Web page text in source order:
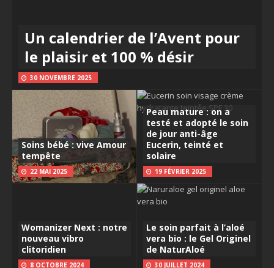
Un calendrier de l’Avent pour
le plaisir et 100 % désir
30 NOVEMBRE 2025
Soins bébé : vive Amour
tempête
22 MAI 2025
Peau mature : on a
testé et adopté le soin
de jour anti-âge
Eucerin, teinté et
solaire
19 FÉVRIER 2025
Womanizer Next : notre
nouveau vibro
clitoridien
8 OCTOBRE 2024
Le soin parfait à l’aloé
vera bio : le Gel Originel
de NaturAloé
30 JUILLET 2024